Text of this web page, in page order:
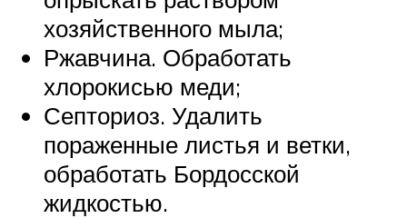
хозяйственного мыла;
Ржавчина. Обработать
хлорокисью меди;
Септориоз. Удалить
пораженные листья и ветки,
обработать Бордосской
жидкостью.